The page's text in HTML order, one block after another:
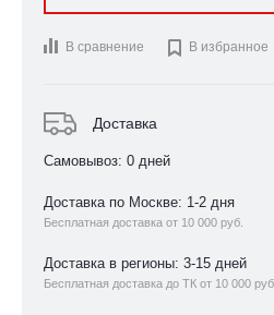
В сравнение  В избранное
Доставка
Самовывоз: 0 дней
Доставка по Москве: 1-2 дня
Бесплатная доставка от 10 000 руб.
Доставка в регионы: 3-15 дней
Бесплатная доставка до ТК от 10 000 руб.